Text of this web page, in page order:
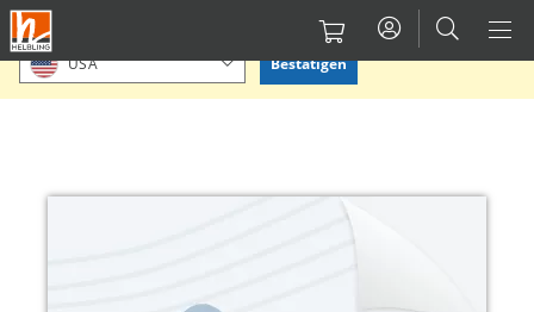
Direkt
zum
Inhalt
Bitte Standort bestätigen oder einen anderen auswählen.
USA Bestätigen